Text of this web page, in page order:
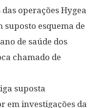
operações Hygea
esquema de
de saúde dos
chamado de
suposta
em investigações da